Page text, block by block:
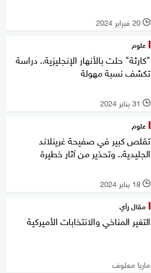
l 20 فبراير 2024
علوم
"كارثة" حلت بالأنهار الإنجليزية.. دراسة
تكشف نسبة مهولة
l 31 يناير 2024
علوم
تقلص كبير في صفيحة غرينلاند
الجليدية.. وتحذير من آثار خطيرة
l 18 يناير 2024
مقال رأي
التغير المناخي والانتخابات الأميركية
ماريا معلوف